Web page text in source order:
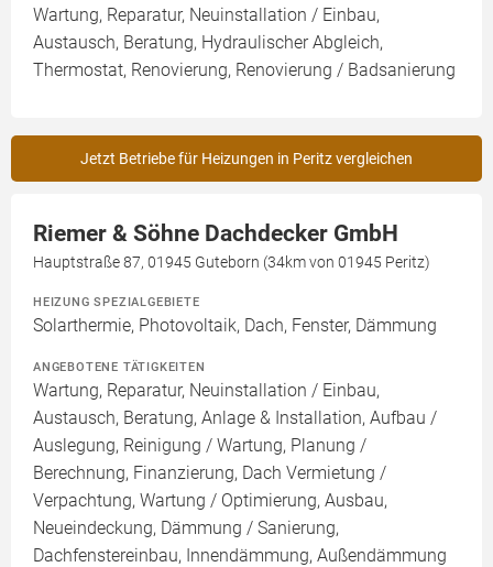
Wartung, Reparatur, Neuinstallation / Einbau,
Austausch, Beratung, Hydraulischer Abgleich,
Thermostat, Renovierung, Renovierung / Badsanierung
Jetzt Betriebe für Heizungen in Peritz vergleichen
Riemer & Söhne Dachdecker GmbH
Hauptstraße 87, 01945 Guteborn (34km von 01945 Peritz)
HEIZUNG SPEZIALGEBIETE
Solarthermie, Photovoltaik, Dach, Fenster, Dämmung
ANGEBOTENE TÄTIGKEITEN
Wartung, Reparatur, Neuinstallation / Einbau,
Austausch, Beratung, Anlage & Installation, Aufbau /
Auslegung, Reinigung / Wartung, Planung /
Berechnung, Finanzierung, Dach Vermietung /
Verpachtung, Wartung / Optimierung, Ausbau,
Neueindeckung, Dämmung / Sanierung,
Dachfenstereinbau, Innendämmung, Außendämmung